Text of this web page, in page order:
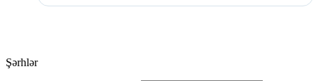
Şərhlər